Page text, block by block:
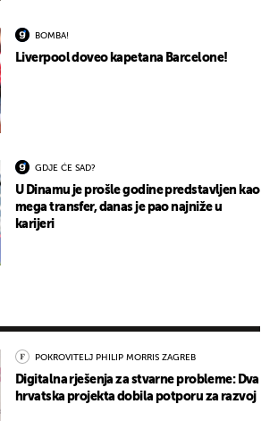
BOMBA!
Liverpool doveo kapetana Barcelone!
GDJE ĆE SAD?
U Dinamu je prošle godine predstavljen kao
mega transfer, danas je pao najniže u
karijeri
POKROVITELJ PHILIP MORRIS ZAGREB
Digitalna rješenja za stvarne probleme: Dva
hrvatska projekta dobila potporu za razvoj